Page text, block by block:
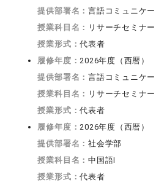
提供部署名：言語コミュニケ
授業科目名： リサーチセミナー
授業形式：代表者
履修年度：2026年度（西暦）
提供部署名：言語コミュニケ
授業科目名： リサーチセミナー
授業形式：代表者
履修年度：2026年度（西暦）
提供部署名：社会学部
授業科目名：中国語I
授業形式：代表者